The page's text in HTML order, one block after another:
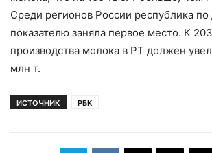
Среди регионов России республика
показателю заняла первое место. К
производства молока в РТ должен
млн т.
ИСТОЧНИК РБК